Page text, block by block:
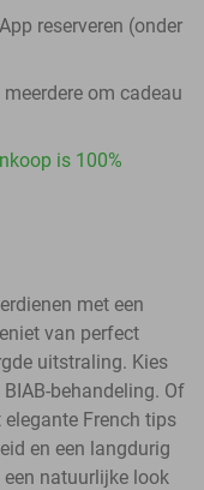
reserveren (onder
om cadeau
is 100%
met een
van perfect
uitstraling. Kies
behandeling. Of
French tips
en een langdurig
natuurlijke look